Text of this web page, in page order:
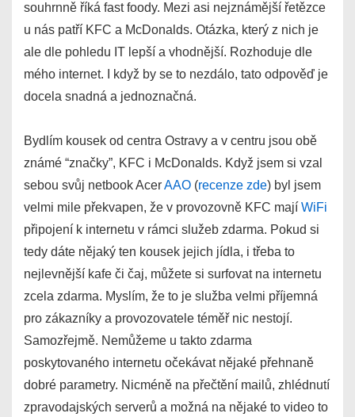
souhrnně říká fast foody. Mezi asi nejznámější řetězce
u nás patří KFC a McDonalds. Otázka, který z nich je
ale dle pohledu IT lepší a vhodnější. Rozhoduje dle
mého internet. I když by se to nezdálo, tato odpověď je
docela snadná a jednoznačná.
Bydlím kousek od centra Ostravy a v centru jsou obě
známé “značky”, KFC i McDonalds. Když jsem si vzal
sebou svůj netbook AcerAAO (recenze zde) byl jsem
velmi mile překvapen, že v provozovně KFC mají WiFi
připojení k internetu v rámci služeb zdarma. Pokud si
tedy dáte nějaký ten kousek jejich jídla, i třeba to
nejlevnější kafe či čaj, můžete si surfovat na internetu
zcela zdarma. Myslím, že to je služba velmi příjemná
pro zákazníky a provozovatele téměř nic nestojí.
Samozřejmě. Nemůžeme u takto zdarma
poskytovaného internetu očekávat nějaké přehnaně
dobré parametry. Nicméně na přečtění mailů, zhlédnutí
zpravodajských serverů a možná na nějaké to video to